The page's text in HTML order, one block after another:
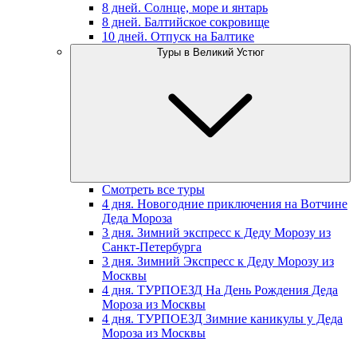
8 дней. Солнце, море и янтарь
8 дней. Балтийское сокровище
10 дней. Отпуск на Балтике
Туры в Великий Устюг
Смотреть все туры
4 дня. Новогодние приключения на Вотчине
Деда Мороза
3 дня. Зимний экспресс к Деду Морозу из
Санкт-Петербурга
3 дня. Зимний Экспресс к Деду Морозу из
Москвы
4 дня. ТУРПОЕЗД На День Рождения Деда
Мороза из Москвы
4 дня. ТУРПОЕЗД Зимние каникулы у Деда
Мороза из Москвы